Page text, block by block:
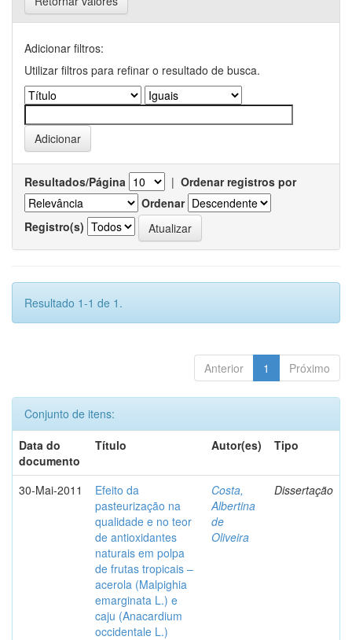
Adicionar filtros:
Utilizar filtros para refinar o resultado de busca.
Resultados/Página | Ordenar registros por
Ordenar
Registro(s)
Resultado 1-1 de 1.
Anterior 1 Próximo
Conjunto de itens:
Data do
documento
Título Autor(es) Tipo
30-Mai-2011
Efeito da
pasteurização na
qualidade e no teor
de antioxidantes
naturais em polpa
de frutas tropicais –
acerola (Malpighia
emarginata L.) e
caju (Anacardium
occidentale L.)
Costa,
Albertina
de
Oliveira
Dissertação